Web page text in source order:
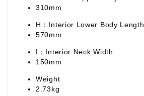
310mm
H：Interior Lower Body Length
570mm
I：Interior Neck Width
150mm
Weight
2.73kg